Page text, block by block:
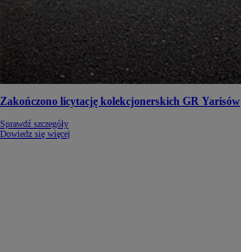
Zakończono licytację kolekcjonerskich GR Yarisów
Sprawdź szczegóły
Dowiedz się więcej